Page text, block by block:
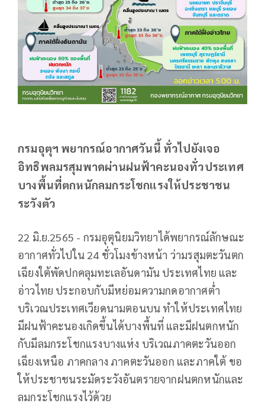
กรมอุตุฯ พยากรณ์อากาศวันนี้ ทั่วไปยังเจอ
อิทธิพลมรสุมพาดผ่านฝนฟ้าคะนองทั่วประเทศ
บางพื้นที่ตกหนักลมกระโชกแรงให้ประชาชน
ระวังตัว
22 มิ.ย.2565 - กรมอุตุนิยมวิทยาได้พยากรณ์ลักษณะ
อากาศทั่วไปใน 24 ชั่วโมงข้างหน้า ว่ามรสุมตะวันตก
เฉียงใต้พัดปกคลุมทะเลอันดามัน ประเทศไทย และ
อ่าวไทย ประกอบกับมีหย่อมความกดอากาศต่ำ
บริเวณประเทศเวียดนามตอนบน ทำให้ประเทศไทย
มีฝนฟ้าคะนองเกิดขึ้นได้บางพื้นที่ และมีฝนตกหนัก
กับมีลมกระโชกแรงบางแห่ง บริเวณภาคตะวันออก
เฉียงเหนือ ภาคกลาง ภาคตะวันออก และภาคใต้ ขอ
ให้ประชาชนระมัดระวังอันตรายจากฝนตกหนักและ
ลมกระโชกแรงไว้ด้วย